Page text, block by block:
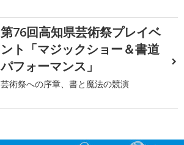
第76回高知県芸術祭プレイベ
ント「マジックショー＆書道
パフォーマンス」
芸術祭への序章、書と魔法の競演